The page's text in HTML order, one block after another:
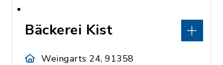
Bäckerei Kist
Weingarts 24, 91358